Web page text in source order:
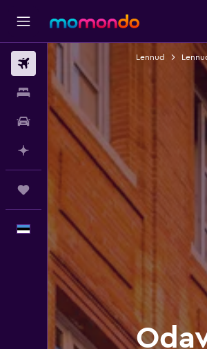
Lennud
Majutus
Autorent
Planeeri AI-ga
Lennud